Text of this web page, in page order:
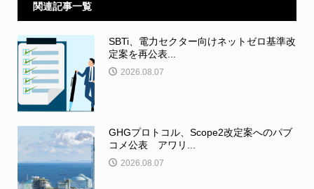
関連記事一覧
SBTi、電力セクター向けネットゼロ基準改
定案を再公表...
2026.08.07
GHGプロトコル、Scope2改定案へのパブ
コメ公表 アワリ...
2026.08.07